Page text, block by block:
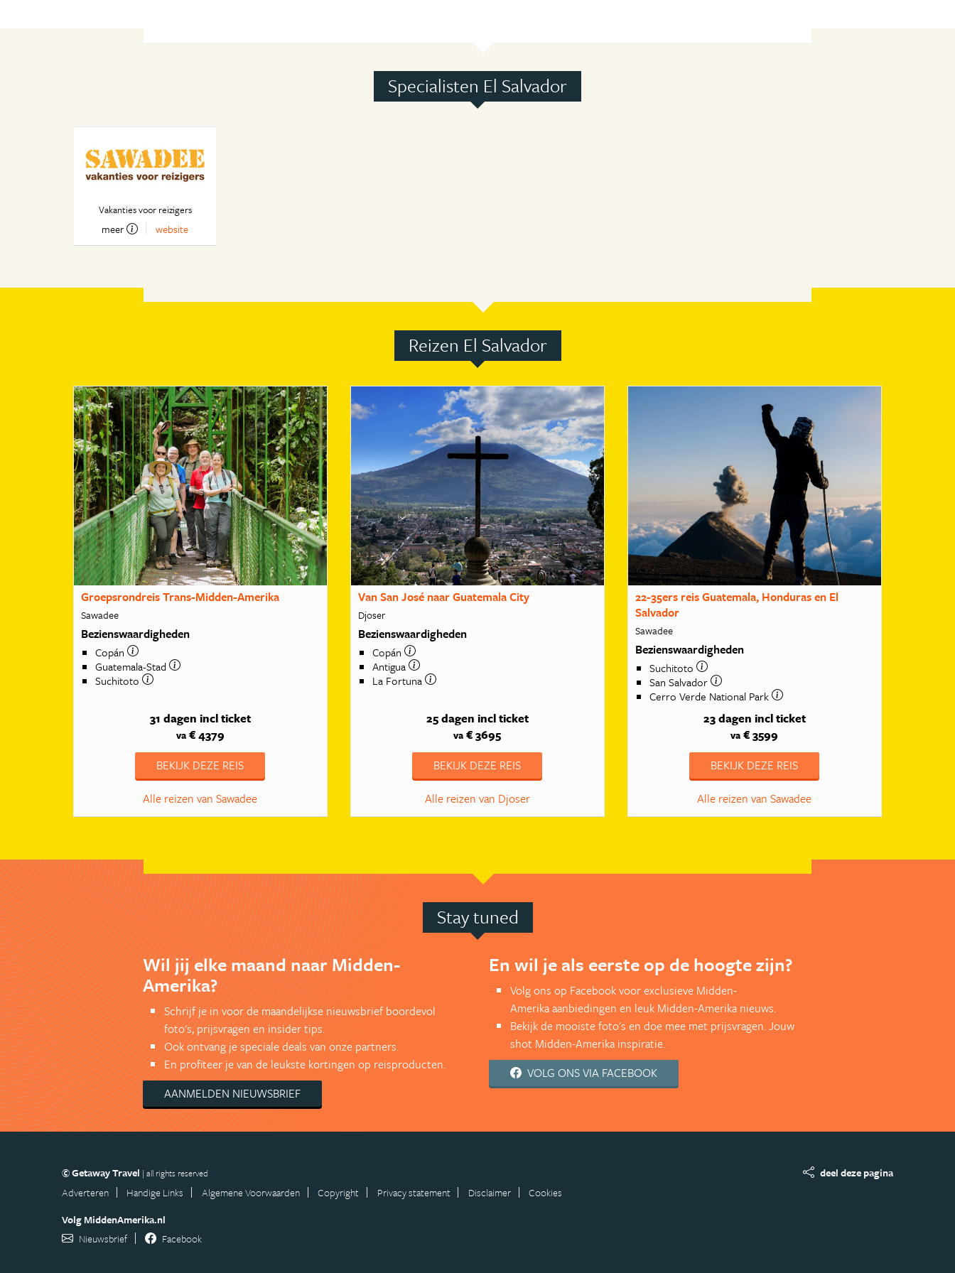
Specialisten El Salvador
Vakanties voor reizigers
meer website
Reizen El Salvador
Groepsrondreis Trans-Midden-Amerika
Sawadee
Bezienswaardigheden
Copán
Guatemala-Stad
Suchitoto
31 dagen incl ticket
va€ 4379
BEKIJK DEZE REIS
Alle reizen van Sawadee
Van San José naar Guatemala City
Djoser
Bezienswaardigheden
Copán
Antigua
La Fortuna
25 dagen incl ticket
va € 3695
BEKIJK DEZE REIS
Alle reizen van Djoser
22-35ers reis Guatemala, Honduras en El
Salvador
Sawadee
Bezienswaardigheden
Suchitoto
San Salvador
Cerro Verde National Park
23 dagen incl ticket
va € 3599
BEKIJK DEZE REIS
Alle reizen van Sawadee
Stay tuned
Wil jij elke maand naar Midden-
Amerika?
Schrijf je in voor de maandelijkse nieuwsbrief boordevol
foto's, prijsvragen en insider tips.
Ook ontvang je speciale deals van onze partners.
En profiteer je van de leukste kortingen op reisproducten.
AANMELDEN NIEUWSBRIEF
En wil je als eerste op de hoogte zijn?
Volg ons op Facebook voor exclusieve Midden-
Amerika aanbiedingen en leuk Midden-Amerika nieuws.
Bekijk de mooiste foto's en doe mee met prijsvragen. Jouw
shot Midden-Amerika inspiratie.
VOLG ONS VIA FACEBOOK
deel deze pagina
© Getaway Travel | all rights reserved
Adverteren Handige Links Algemene Voorwaarden Copyright Privacy statement Disclaimer
Cookies
Volg MiddenAmerika.nl
Nieuwsbrief
Facebook